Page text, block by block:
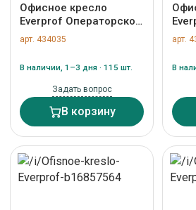
Офисное кресло
Everprof Операторское
кресло Everprof EP-300
Экокожа Оранжевый
арт. 434035
В наличии, 1–3 дня · 115 шт.
Задать вопрос
В корзину
арт.
В